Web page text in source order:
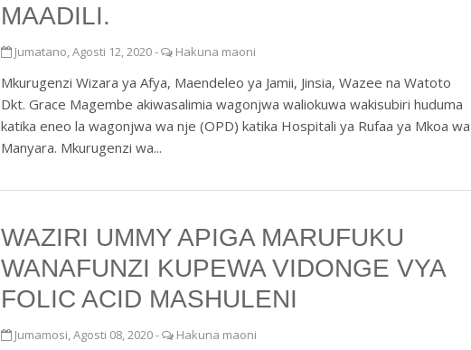
MAADILI.
Jumatano, Agosti 12, 2020- Hakuna maoni
Mkurugenzi Wizara ya Afya, Maendeleo ya Jamii, Jinsia, Wazee na Watoto
Dkt. Grace Magembe akiwasalimia wagonjwa waliokuwa wakisubiri huduma
katika eneo la wagonjwa wa nje (OPD) katika Hospitali ya Rufaa ya Mkoa wa
Manyara. Mkurugenzi wa...
WAZIRI UMMY APIGA MARUFUKU
WANAFUNZI KUPEWA VIDONGE VYA
FOLIC ACID MASHULENI
Jumamosi, Agosti 08, 2020- Hakuna maoni